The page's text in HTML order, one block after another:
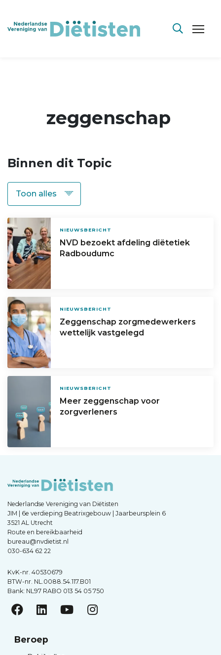
zeggenschap
Binnen dit Topic
NIEUWSBERICHT
NVD bezoekt afdeling diëtetiek
Radboudumc
NIEUWSBERICHT
Zeggenschap zorgmedewerkers
wettelijk vastgelegd
NIEUWSBERICHT
Meer zeggenschap voor
zorgverleners
Nederlandse Vereniging van Diëtisten
JIM | 6e verdieping Beatrixgebouw | Jaarbeursplein 6
3521 AL Utrecht
Route en bereikbaarheid
bureau@nvdietist.nl
030-634 62 22
KvK-nr. 40530679
BTW-nr. NL.0088.54.117.B01
Bank: NL97 RABO 013 54 05 750
Beroep